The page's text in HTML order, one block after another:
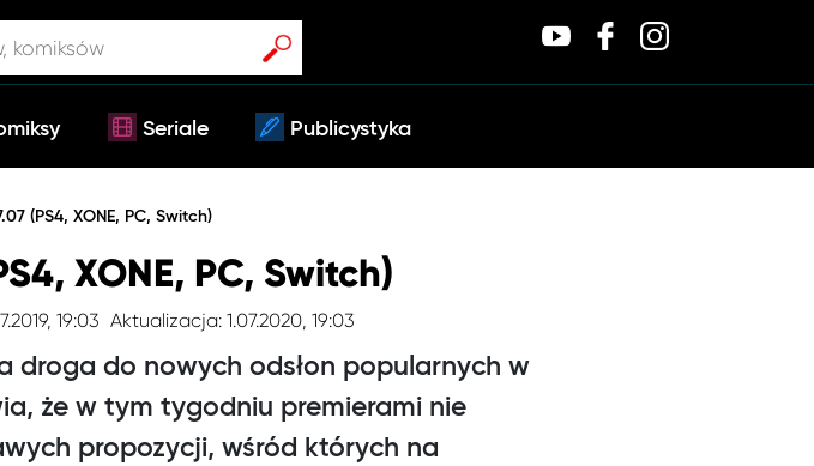
Seriale Publicystyka
(PS4, XONE, PC, Switch)
XONE, PC, Switch)
19:03 Aktualizacja: 1.07.2020, 19:03
droga do nowych odsłon popularnych w
że w tym tygodniu premierami nie
propozycji, wśród których na